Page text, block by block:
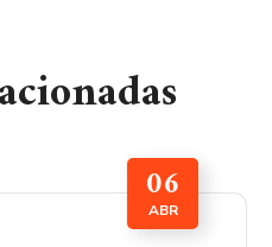
06
ABR